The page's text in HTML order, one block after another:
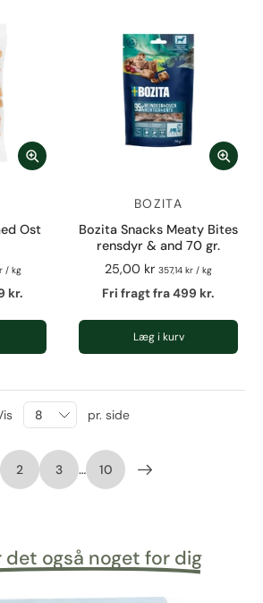
Ost
/ kg
kr.
BOZITA
Bozita Snacks Meaty Bites
rensdyr & and 70 gr.
25,00 kr 357,14 kr / kg
Fri fragt fra 499 kr.
Læg i kurv
2 3 … 10
pr. side
det også noget for dig